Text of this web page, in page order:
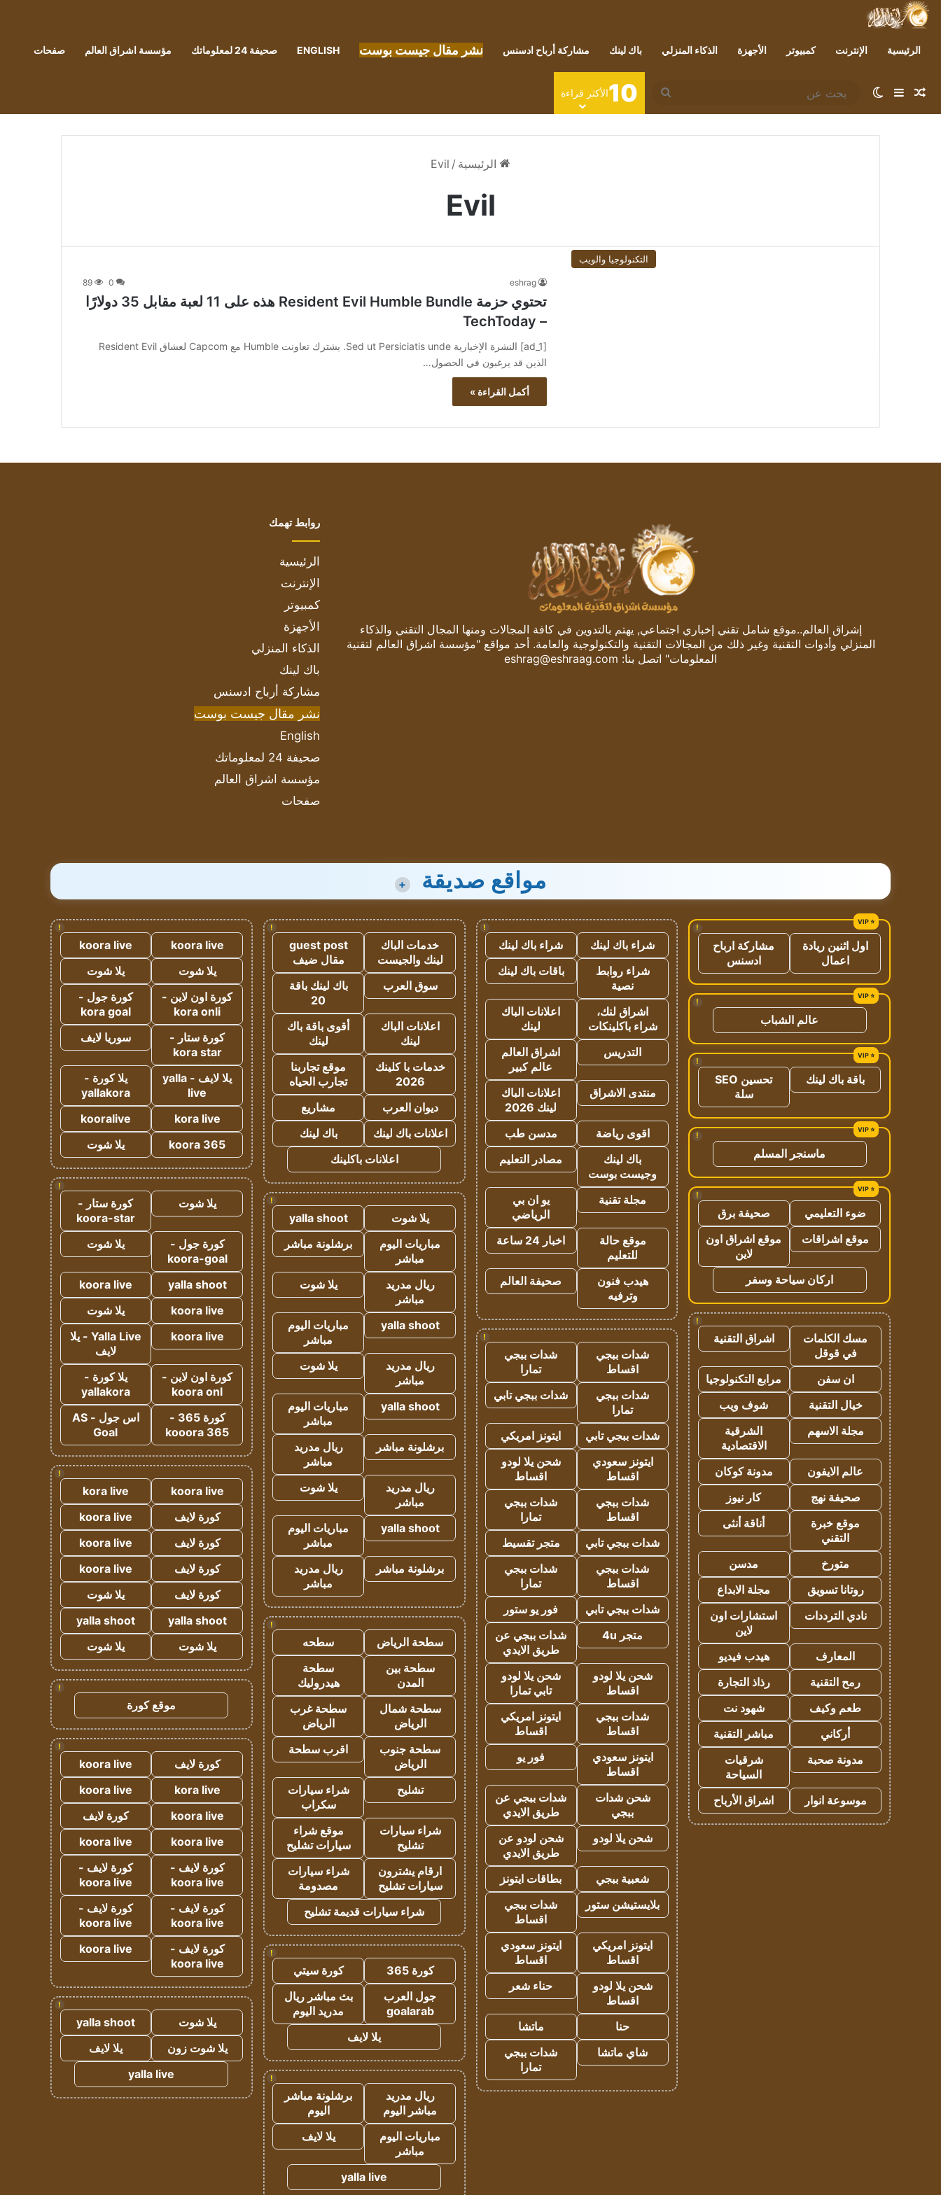
الرئيسية الإنترنت كمبيوتر الأجهزة الذكاء المنزلي باك لينك مشاركة أرباح ادسنس نشر مقال جيست بوست ENGLISH صحيفة 24 لمعلوماتك مؤسسة اشراق العالم صفحات
مقال عشوائي
إضافة عمود جانبي
الوضع المظلم
بحث
عن
10الأكثر قراءة
الرئيسية /
Evil
Evil
التكنولوجيا والويب
eshrag
0
89
تحتوي حزمة Resident Evil Humble Bundle هذه على 11 لعبة مقابل 35 دولارًا
– TechToday
[ad_1] النشرة الإخبارية Sed ut Persiciatis unde. يشترك تعاونت Humble مع Capcom لعشاق Resident Evil
الذين قد يرغبون في الحصول…
أكمل القراءة »
إشراق العالم..موقع شامل تقني إخباري اجتماعي, يهتم بالتدوين في كافة المجالات ومنها المجال التقني والذكاء
المنزلي وأدوات التقنية وغير ذلك من المجالات التقنية والتكنولوجية والعامة. أحد مواقع "مؤسسة اشراق العالم لتقنية
المعلومات" اتصل بنا: eshrag@eshraag.com
روابط تهمك
الرئيسية
الإنترنت
كمبيوتر
الأجهزة
الذكاء المنزلي
باك لينك
مشاركة أرباح ادسنس
نشر مقال جيست بوست
English
صحيفة 24 لمعلوماتك
مؤسسة اشراق العالم
صفحات
مواقع صديقة +
!
اول اثنين ريادة
اعمال
مشاركة ارباح
ادسنس
!
عالم الشباب
!
باقة باك لينك
تحسين SEO
سلة
!
ماسنجر المسلم
!
ضوء التعليمي
صحيفة برق
موقع اشراقات
موقع اشراق اون
لاين
اركان سياحة وسفر
!
مسك الكلمات
في قوقل
اشراق التقنية
ان سفن
مرابع التكنولوجيا
خيال التقنية
شوف ويب
مجلة الاسهم
الشرقية
الاقتصادية
عالم الايفون
مدونة كوكان
صحيفة نهج
كار نيوز
موقع خبرة
التقني
أناقة أنثى
متورخ
مدسن
روتانا تسويق
مجلة الابداع
نادي الترددات
استشارات اون
لاين
المعارف
هيدب فيديو
رمح التقنية
رذاذ التجارة
طعم وكيف
شهود نت
أركاني
مباشر التقنية
مدونة صحبة
شرقيات
السياحة
موسوعة انوار
اشراق الأرباح
!
شراء باك لينك
شراء باك لينك
شراء روابط
نصية
باقات باك لينك
اشراق لنك،
شراء باكلينكات
اعلانات الباك
لينك
التدريس
اشراق العالم
عالم كبير
منتدى الاشراق
اعلانات الباك
لينك 2026
اقوى رياضة
مدسن طب
باك لينك
وجيست بوست
مصادر التعليم
مجلة تقنية
يو ان بي
الرياضي
موقع حالة
للتعليم
اخبار 24 ساعة
هيدب فنون
وترفيه
صحيفة العالم
!
شدات ببجي
اقساط
شدات ببجي
تمارا
شدات ببجي
تمارا
شدات ببجي تابي
شدات ببجي تابي
ايتونز امريكي
ايتونز سعودي
اقساط
شحن يلا لودو
اقساط
شدات ببجي
اقساط
شدات ببجي
تمارا
شدات ببجي تابي
متجر تقسيط
شدات ببجي
اقساط
شدات ببجي
تمارا
شدات ببجي تابي
فور يو ستور
متجر 4u
شدات ببجي عن
طريق الايدي
شحن يلا لودو
اقساط
شحن يلا لودو
تابي تمارا
شدات ببجي
اقساط
ايتونز امريكي
اقساط
ايتونز سعودي
اقساط
فور يو
شحن شدات
ببجي
شدات ببجي عن
طريق الايدي
شحن يلا لودو
شحن لودو عن
طريق الايدي
شعبية ببجي
بطاقات ايتونز
بلايستيشن ستور
شدات ببجي
اقساط
ايتونز امريكي
اقساط
ايتونز سعودي
اقساط
شحن يلا لودو
اقساط
حناء شعر
حنا
ماتشا
شاي ماتشا
شدات ببجي
تمارا
!
خدمات الباك
لينك والجيست
guest post
مقال ضيف
سوق العرب
باك لينك باقة
20
اعلانات الباك
لينك
أقوى باقة باك
لينك
خدمات با كلينك
2026
موقع تجاربنا
تجارب الحياه
ديوان العرب
مشاريع
اعلانات باك لينك
باك لينك
اعلانات باكلينك
!
يلا شوت
yalla shoot
مباريات اليوم
مباشر
برشلونة مباشر
ريال مدريد
مباشر
يلا شوت
yalla shoot
مباريات اليوم
مباشر
ريال مدريد
مباشر
يلا شوت
yalla shoot
مباريات اليوم
مباشر
برشلونة مباشر
ريال مدريد
مباشر
ريال مدريد
مباشر
يلا شوت
yalla shoot
مباريات اليوم
مباشر
برشلونة مباشر
ريال مدريد
مباشر
!
سطحة الرياض
سطحه
سطحة بين
المدن
سطحة
هيدروليك
سطحة شمال
الرياض
سطحة غرب
الرياض
سطحة جنوب
الرياض
اقرب سطحة
تشليح
شراء سيارات
سكراب
شراء سيارات
تشليح
موقع شراء
سيارات تشليح
ارقام يشترون
سيارات تشليح
شراء سيارات
مصدومة
شراء سيارات قديمة تشليح
!
كورة 365
كورة سيتي
جول العرب
goalarab
بث مباشر ريال
مدريد اليوم
يلا لايف
!
ريال مدريد
مباشر اليوم
برشلونة مباشر
اليوم
مباريات اليوم
مباشر
يلا لايف
yalla live
!
koora live
koora live
يلا شوت
يلا شوت
كورة اون لاين -
kora onli
كورة جول -
kora goal
كورة ستار -
kora star
سوريا لايف
يلا لايف - yalla
live
يلا كورة -
yallakora
kora live
kooralive
koora 365
يلا شوت
!
يلا شوت
كورة ستار -
koora-star
كورة جول -
koora-goal
يلا شوت
yalla shoot
koora live
koora live
يلا شوت
koora live
Yalla Live - يلا
لايف
كورة اون لاين -
koora onl
يلا كورة -
yallakora
كورة 365 -
kooora 365
اس جول - AS
Goal
!
koora live
kora live
كورة لايف
koora live
كورة لايف
koora live
كورة لايف
koora live
كورة لايف
يلا شوت
yalla shoot
yalla shoot
يلا شوت
يلا شوت
!
موقع كورة
!
كورة لايف
koora live
kora live
koora live
koora live
كورة لايف
koora live
koora live
كورة لايف -
koora live
كورة لايف -
koora live
كورة لايف -
koora live
كورة لايف -
koora live
كورة لايف -
koora live
koora live
!
يلا شوت
yalla shoot
يلا شوت زون
يلا لايف
yalla live